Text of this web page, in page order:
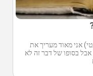
אני מאוד מעריך את
אבל בסופו של דבר זה לא